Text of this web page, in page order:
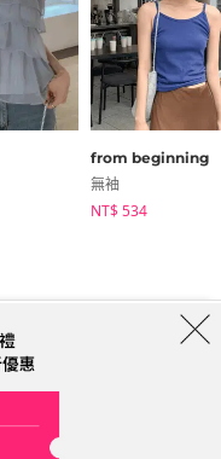
from beginning
無袖
NT$ 534
gu, Seoul